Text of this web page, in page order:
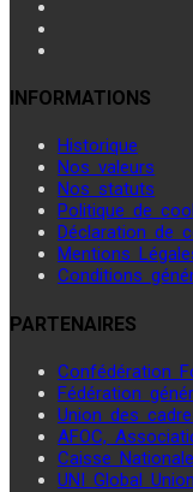
INFORMATIONS
Historique
Nos valeurs
Nos statuts
Politique de
Déclaration de
Mentions
Conditions
PARTENAIRES
Confédération
Fédération
Union des
AFOC,
Caisse
UNI Global Union